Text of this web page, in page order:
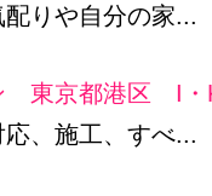
りや自分の家...
東京都港区 I・
、施工、すべ...